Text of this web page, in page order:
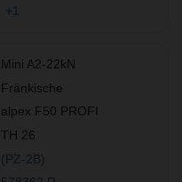
+1
Mini A2-22kN
Fränkische
alpex F50 PROFI
TH 26
(PZ-2B)